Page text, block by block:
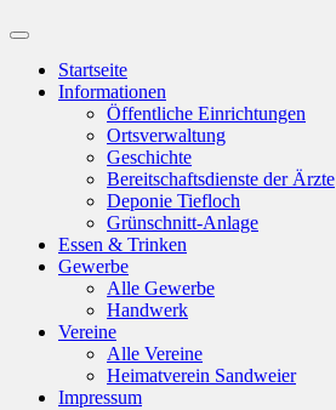
Suchfeld
ein-/ausblenden
Startseite
Informationen
Öffentliche Einrichtungen
Ortsverwaltung
Geschichte
Bereitschaftsdienste der Ärzte
Deponie Tiefloch
Grünschnitt-Anlage
Essen & Trinken
Gewerbe
Alle Gewerbe
Handwerk
Vereine
Alle Vereine
Heimatverein Sandweier
Impressum